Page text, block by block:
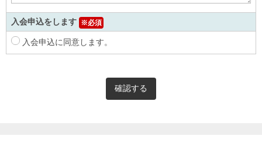
入会申込をします ※必須
入会申込に同意します。